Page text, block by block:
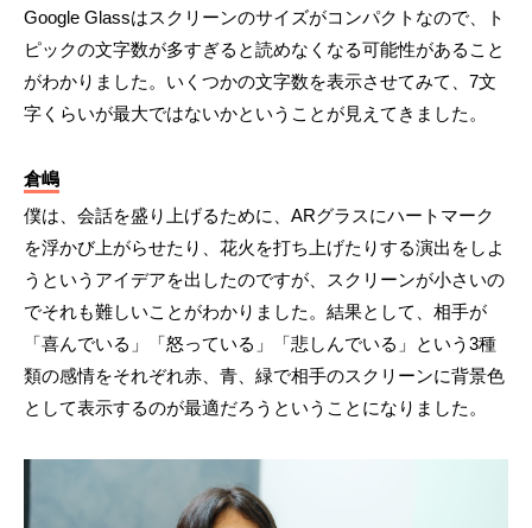
Google Glassはスクリーンのサイズがコンパクトなので、ト
ピックの文字数が多すぎると読めなくなる可能性があること
がわかりました。いくつかの文字数を表示させてみて、7文
字くらいが最大ではないかということが見えてきました。
倉嶋
僕は、会話を盛り上げるために、ARグラスにハートマーク
を浮かび上がらせたり、花火を打ち上げたりする演出をしよ
うというアイデアを出したのですが、スクリーンが小さいの
でそれも難しいことがわかりました。結果として、相手が
「喜んでいる」「怒っている」「悲しんでいる」という3種
類の感情をそれぞれ赤、青、緑で相手のスクリーンに背景色
として表示するのが最適だろうということになりました。